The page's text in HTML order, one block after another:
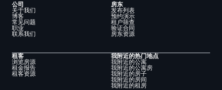
公司
关于我们
博客
常见问题
职业
联系我们
房东
发布列表
预约演示
租户筛查
验证合同
房东资源
租客
浏览房源
租金报告
租客资源
我附近的热门地点
我附近的公寓
我附近的公寓房
我附近的房子
我附近的房间
我附近的租房